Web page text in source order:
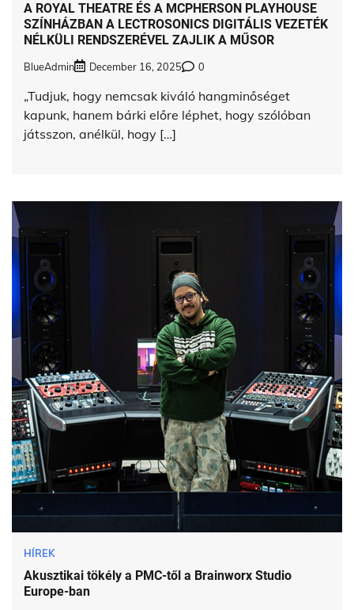
A ROYAL THEATRE ÉS A MCPHERSON PLAYHOUSE
SZÍNHÁZBAN A LECTROSONICS DIGITÁLIS VEZETÉK
NÉLKÜLI RENDSZERÉVEL ZAJLIK A MŰSOR
BlueAdmin December 16, 2025 0
„Tudjuk, hogy nemcsak kiváló hangminőséget
kapunk, hanem bárki előre léphet, hogy szólóban
játsszon, anélkül, hogy […]
HÍREK
Akusztikai tökély a PMC-től a Brainworx Studio
Europe-ban